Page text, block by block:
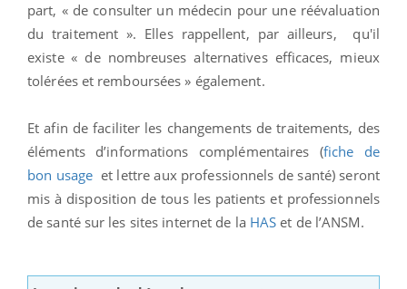
part, « de consulter un médecin pour une réévaluation
du traitement ». Elles rappellent, par ailleurs, qu'il
existe « de nombreuses alternatives efficaces, mieux
tolérées et remboursées » également.
Et afin de faciliter les changements de traitements, des
éléments d’informations complémentaires (fiche de
bon usage et lettre aux professionnels de santé) seront
mis à disposition de tous les patients et professionnels
de santé sur les sites internet de la HAS et de l’ANSM.